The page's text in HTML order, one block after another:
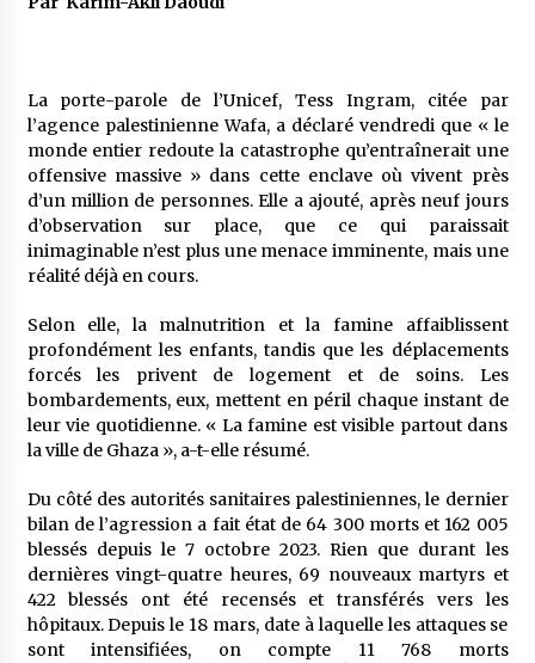
5 ans ago
La porte-parole de l’Unicef, Tess Ingram, citée par
l’agence palestinienne Wafa, a déclaré vendredi que « le
monde entier redoute la catastrophe qu’entraînerait une
offensive massive » dans cette enclave où vivent près
d’un million de personnes. Elle a ajouté, après neuf jours
d’observation sur place, que ce qui paraissait
inimaginable n’est plus une menace imminente, mais une
réalité déjà en cours.
Selon elle, la malnutrition et la famine affaiblissent
profondément les enfants, tandis que les déplacements
forcés les privent de logement et de soins. Les
bombardements, eux, mettent en péril chaque instant de
leur vie quotidienne. « La famine est visible partout dans
la ville de Ghaza », a-t-elle résumé.
Du côté des autorités sanitaires palestiniennes, le dernier
bilan de l’agression a fait état de 64 300 morts et 162 005
blessés depuis le 7 octobre 2023. Rien que durant les
dernières vingt-quatre heures, 69 nouveaux martyrs et
422 blessés ont été recensés et transférés vers les
hôpitaux. Depuis le 18 mars, date à laquelle les attaques se
sont intensifiées, on compte 11 768 morts